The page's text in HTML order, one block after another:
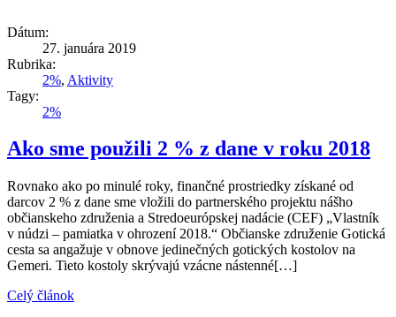
Dátum:
27. januára 2019
Rubrika:
2%, Aktivity
Tagy:
2%
Ako sme použili 2 % z dane v roku 2018
Rovnako ako po minulé roky, finančné prostriedky získané od
darcov 2 % z dane sme vložili do partnerského projektu nášho
občianskeho združenia a Stredoeurópskej nadácie (CEF) „Vlastník
v núdzi – pamiatka v ohrození 2018.“ Občianske združenie Gotická
cesta sa angažuje v obnove jedinečných gotických kostolov na
Gemeri. Tieto kostoly skrývajú vzácne nástenné[…]
Celý článok